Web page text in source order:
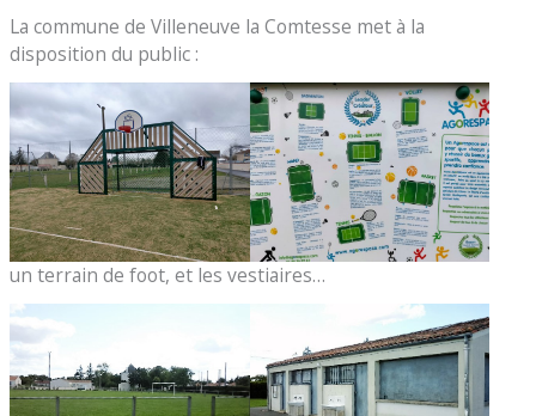
La commune de Villeneuve la Comtesse met à la
disposition du public :
un terrain de foot, et les vestiaires…